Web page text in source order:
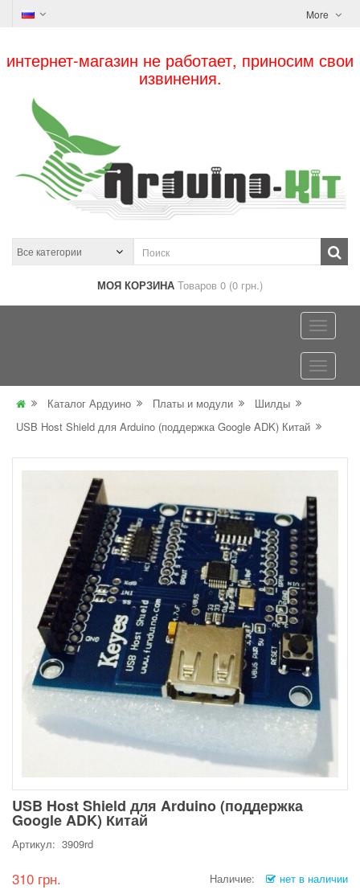
More
интернет-магазин не работает, приносим свои
извинения.
МОЯ КОРЗИНА Товаров 0 (0 грн.)
Каталог Ардуино Платы и модули
Шилды
USB Host Shield для Arduino (поддержка Google ADK) Китай
USB Host Shield для Arduino (поддержка
Google ADK) Китай
Артикул: 3909rd
310 грн. Наличие: нет в наличии